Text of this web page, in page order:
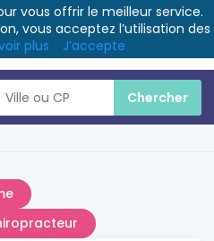
vous offrir le meilleur service.
vous acceptez l’utilisation des
plus J’accepte